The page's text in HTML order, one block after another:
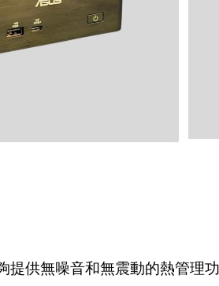
供無噪音和無震動的熱管理